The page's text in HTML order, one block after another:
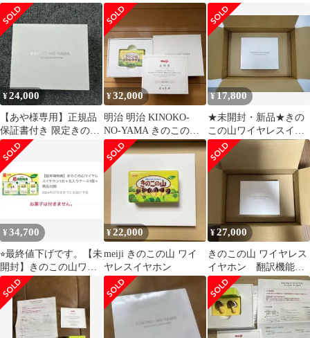
ン 明治 meiji 希少品
¥24,000
【あや様専用】正規品
保証書付き 限定きのこ
の山イヤホン
¥32,000
明治 明治 KINOKO-
NO-YAMA きのこの山
ワイヤレスイヤホン
¥17,800
★未開封・新品★きの
この山ワイヤレスイヤ
ホン★meiji 明治★
¥34,700
⭐︎最終値下げです。【未
開封】きのこの山ワイ
ヤレスイヤホン１台 名
入りケース１個⭐︎
¥22,000
meiji きのこの山 ワイ
ヤレスイヤホン
¥27,000
きのこの山 ワイヤレス
イヤホン 翻訳機能付
き